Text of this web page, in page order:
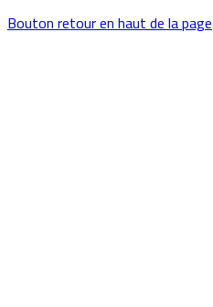
Bouton retour en haut de la page